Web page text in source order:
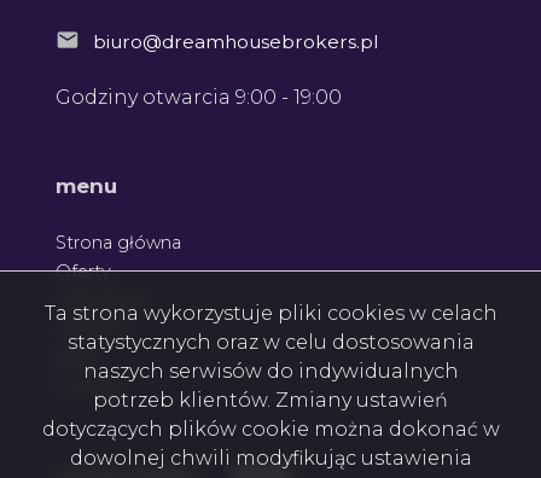
biuro@dreamhousebrokers.pl
Godziny otwarcia 9:00 - 19:00
menu
Strona główna
Oferty
Ta strona wykorzystuje pliki cookies w celach
statystycznych oraz w celu dostosowania
naszych serwisów do indywidualnych
potrzeb klientów. Zmiany ustawień
dotyczących plików cookie można dokonać w
dowolnej chwili modyfikując ustawienia